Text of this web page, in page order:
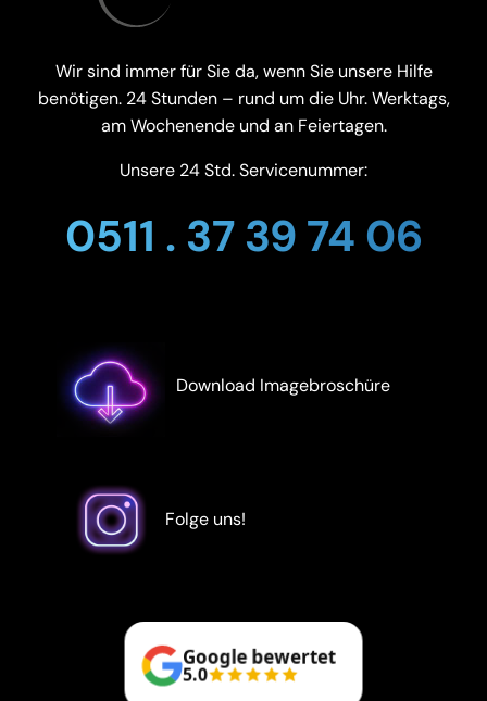
Wir sind immer für Sie da, wenn Sie unsere Hilfe
benötigen. 24 Stunden – rund um die Uhr. Werktags,
am Wochenende und an Feiertagen.
Unsere 24 Std. Servicenummer:
0511 . 37 39 74 06
Download Imagebroschüre
Folge uns!
Google bewertet
5.0